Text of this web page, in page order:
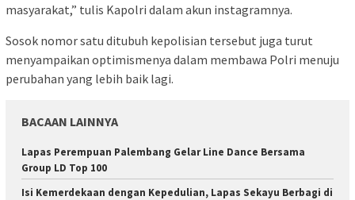
masyarakat,” tulis Kapolri dalam akun instagramnya.
Sosok nomor satu ditubuh kepolisian tersebut juga turut
menyampaikan optimismenya dalam membawa Polri menuju
perubahan yang lebih baik lagi.
BACAAN LAINNYA
Lapas Perempuan Palembang Gelar Line Dance Bersama
Group LD Top 100
Isi Kemerdekaan dengan Kepedulian, Lapas Sekayu Berbagi di